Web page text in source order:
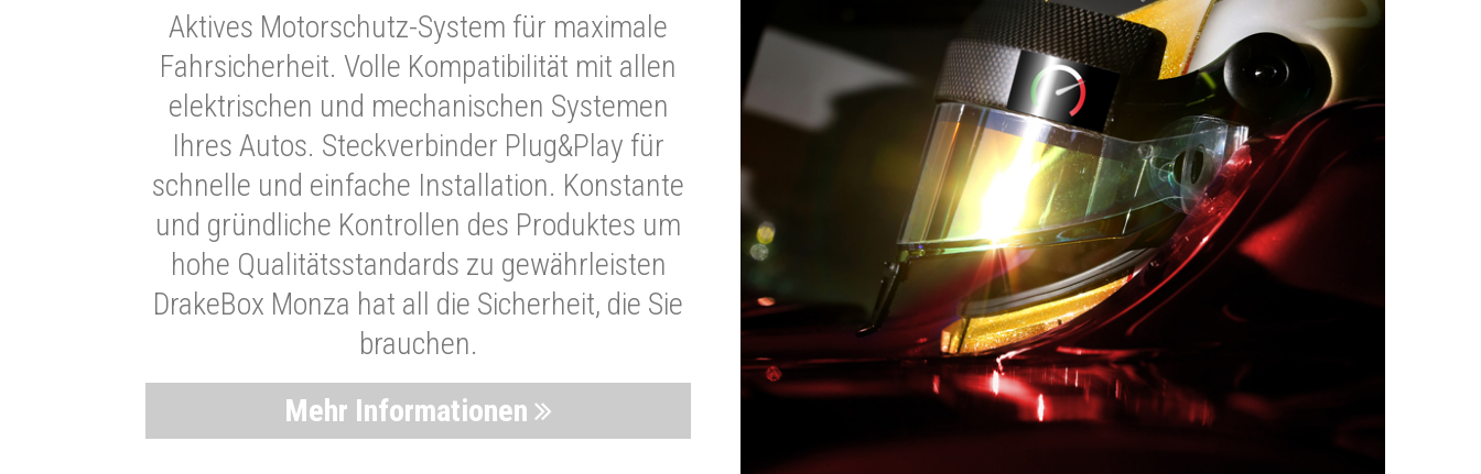
Aktives Motorschutz-System für maximale
Fahrsicherheit. Volle Kompatibilität mit allen
elektrischen und mechanischen Systemen
Ihres Autos. Steckverbinder Plug&Play für
schnelle und einfache Installation. Konstante
und gründliche Kontrollen des Produktes um
hohe Qualitätsstandards zu gewährleisten
DrakeBox Monza hat all die Sicherheit, die Sie
brauchen.
Mehr Informationen